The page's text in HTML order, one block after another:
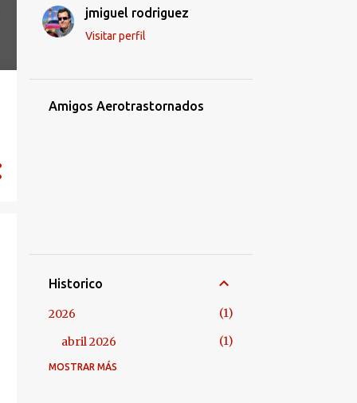
jmiguel rodriguez
Visitar perfil
Amigos Aerotrastornados
Historico
2026
1
abril 2026
1
2025
MOSTRAR MÁS